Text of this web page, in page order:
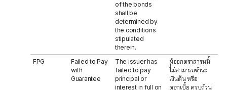
of the bonds
shall be
determined by
the conditions
stipulated
therein.
FPG
Failed to Pay
with
Guarantee
The issuer has
failed to pay
principal or
interest in full on
ผู้ออกตราสารหนี้
ไม่สามารถชำระ
เงินต้น หรือ
ดอกเบี้ย ครบถ้วน